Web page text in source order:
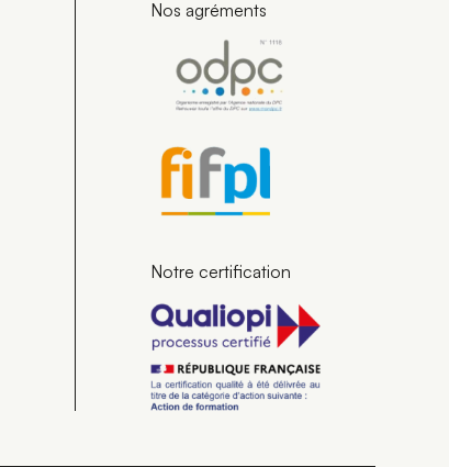
Nos agréments
Notre certification